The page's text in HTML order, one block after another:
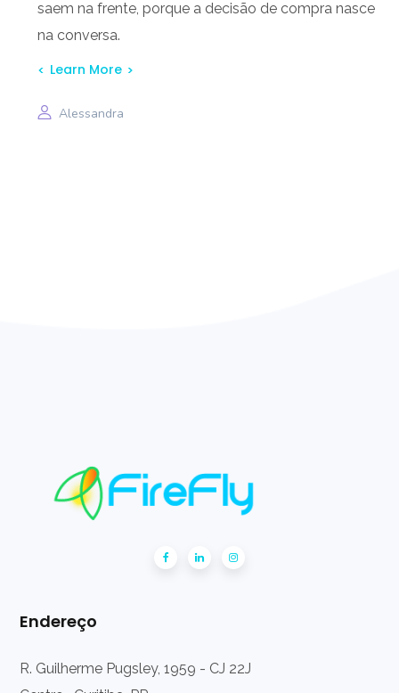
saem na frente, porque a decisão de compra nasce
na conversa.
Learn More
Alessandra
Endereço
R. Guilherme Pugsley, 1959 - CJ 22J